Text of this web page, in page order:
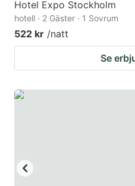
Hotel Expo Stockholm
hotell · 2 Gäster · 1 Sovrum
522 kr /natt
Se